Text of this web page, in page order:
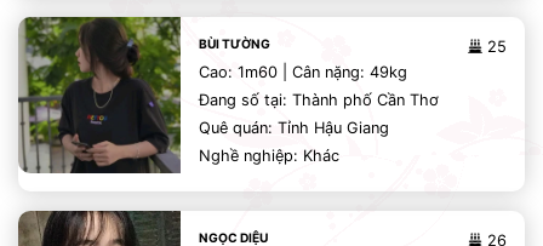
25
BÙI TƯỜNG
Cao: 1m60 | Cân nặng: 49kg
Đang số tại: Thành phố Cần Thơ
Quê quán: Tỉnh Hậu Giang
Nghề nghiệp: Khác
26
NGỌC DIỆU